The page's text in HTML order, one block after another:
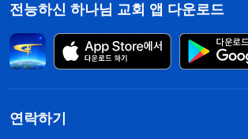
것만 바라게 만들고 더 많은 걸 갖고
게 하죠. 그 올무에 걸리면 자신도 모
꽉 잡히게 되고 노예가 되는 거예요.
과 점점 멀어지고 목숨을 달리하게
그 후에 전능하신 하나님 말씀을
전능하신 하나님 교회 앱 다운로드
연락하기